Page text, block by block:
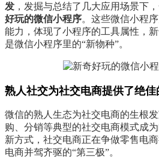
发 ，发掘与总结了几大应用场景下
好玩的微信小程序。这些微信小程
能力，体现了小程序的工具属性，
是微信小程序里的“新物种”。
熟人社交为社交电商提供了绝佳
微信的熟人生态为社交电商的生根
购、分销等典型的社交电商模式成
新方式，社交电商正在争做零售电
电商并驾齐驱的“第三极”。